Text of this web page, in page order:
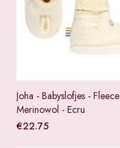
Joha - Babyslofjes - Fleece
Merinowol - Ecru
€22.75